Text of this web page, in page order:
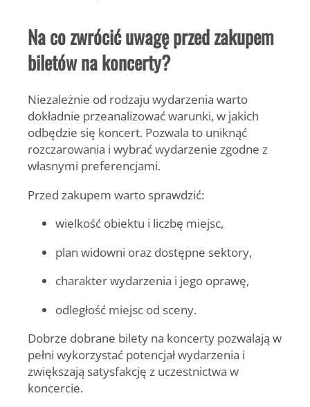
Na co zwrócić uwagę przed zakupem
biletów na koncerty?
Niezależnie od rodzaju wydarzenia warto
dokładnie przeanalizować warunki, w jakich
odbędzie się koncert. Pozwala to uniknąć
rozczarowania i wybrać wydarzenie zgodne z
własnymi preferencjami.
Przed zakupem warto sprawdzić:
wielkość obiektu i liczbę miejsc,
plan widowni oraz dostępne sektory,
charakter wydarzenia i jego oprawę,
odległość miejsc od sceny.
Dobrze dobrane bilety na koncerty pozwalają w
pełni wykorzystać potencjał wydarzenia i
zwiększają satysfakcję z uczestnictwa w
koncercie.